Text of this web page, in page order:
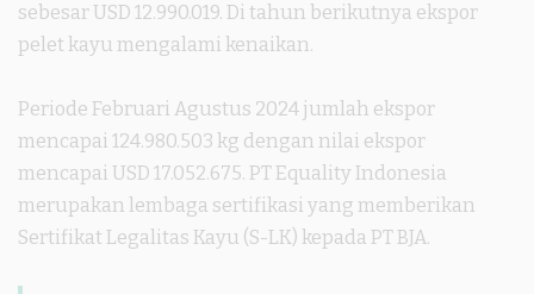
sebesar USD 12.990.019. Di tahun berikutnya ekspor
pelet kayu mengalami kenaikan.
Periode Februari Agustus 2024 jumlah ekspor
mencapai 124.980.503 kg dengan nilai ekspor
mencapai USD 17.052.675. PT Equality Indonesia
merupakan lembaga sertifikasi yang memberikan
Sertifikat Legalitas Kayu (S-LK) kepada PT BJA.